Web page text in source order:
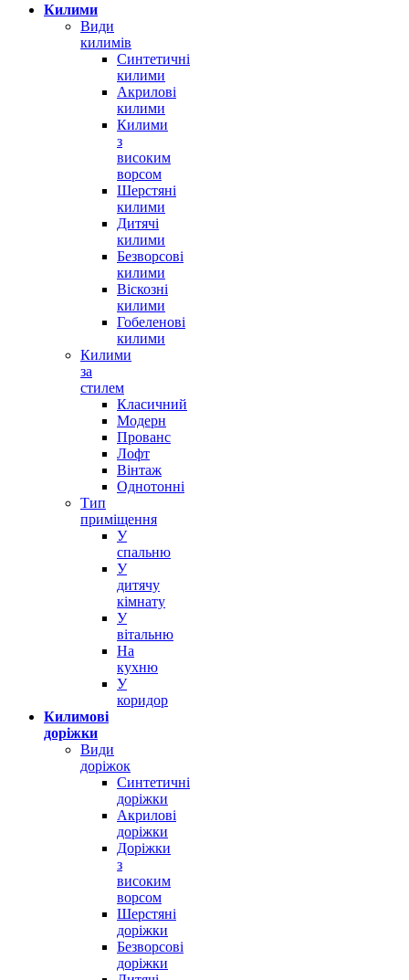
Килими
Види
килимів
Синтетичні
килими
Акрилові
килими
Килими
з
високим
ворсом
Шерстяні
килими
Дитячі
килими
Безворсові
килими
Віскозні
килими
Гобеленові
килими
Килими
за
стилем
Класичний
Модерн
Прованс
Лофт
Вінтаж
Однотонні
Тип
приміщення
У
спальню
У
дитячу
кімнату
У
вітальню
На
кухню
У
коридор
Килимові
доріжки
Види
доріжок
Синтетичні
доріжки
Акрилові
доріжки
Доріжки
з
високим
ворсом
Шерстяні
доріжки
Безворсові
доріжки